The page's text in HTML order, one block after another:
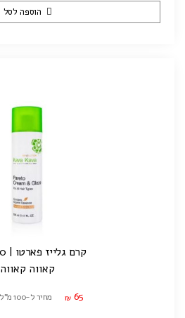
הוספה לסל
קרם גלייז פארטו | 500 מ"ל
קאווה קאווה
₪ 65 מחיר ל-100 מ"ל: ₪13.00